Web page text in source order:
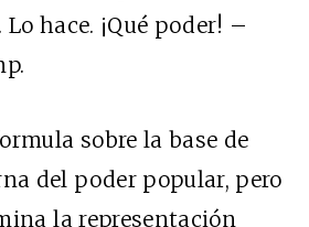
hace. ¡Qué poder! –
sobre la base de
del poder popular, pero
la representación